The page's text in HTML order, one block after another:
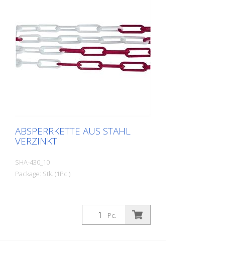
ABSPERRKETTE AUS STAHL
VERZINKT
SHA-430_10
Package: Stk. (1Pc.)
Pc.